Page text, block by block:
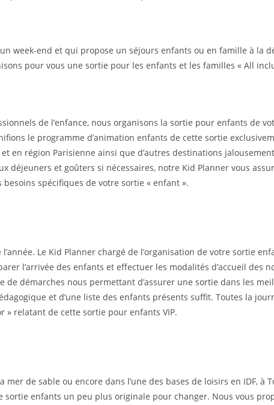
week-end et qui propose un séjours enfants ou en famille à la
pour vous une sortie pour les enfants et les familles « All
de l’enfance, nous organisons la sortie pour enfants de
le programme d’animation enfants de cette sortie
en région Parisienne ainsi que d’autres destinations
déjeuners et goûters si nécessaires, notre Kid Planner vous
spécifiques de votre sortie « enfant ».
Le Kid Planner chargé de l’organisation de votre sortie
l’arrivée des enfants et effectuer les modalités d’accueil
démarches nous permettant d’assurer une sortie dans les
et d’une liste des enfants présents suffit. Toutes la
» relatant de cette sortie pour enfants VIP.
de sable ou encore dans l’une des bases de loisirs en IDF,
sortie enfants un peu plus originale pour changer. Nous vous